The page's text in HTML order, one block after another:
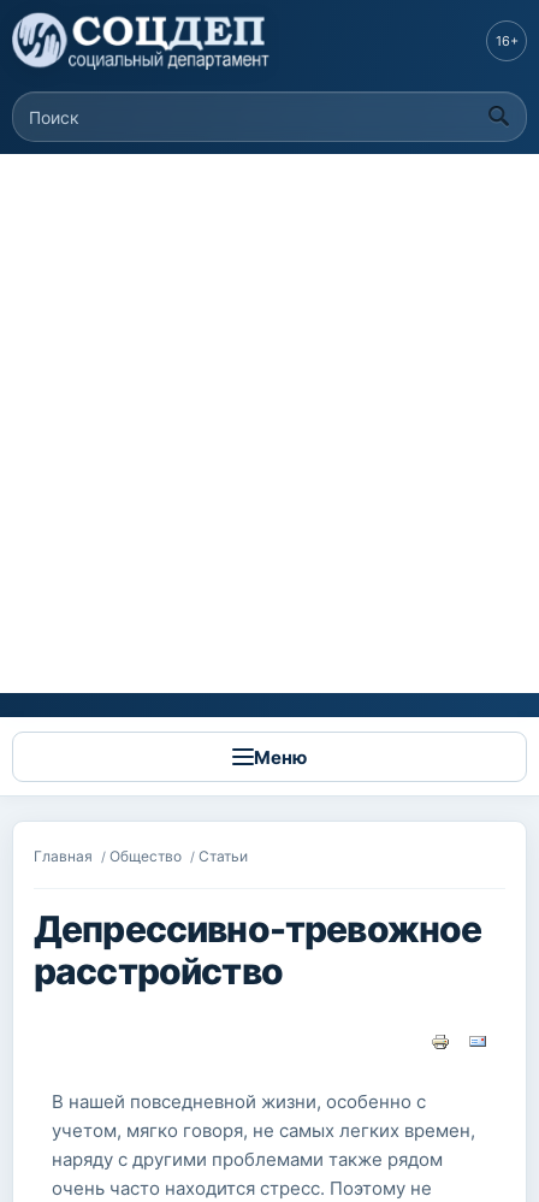
Перейти к
основному
содержанию
Форма поиска
Поиск
16+
Меню
Вы здесь
Главная / Общество / Статьи
Депрессивно-тревожное
расстройство
В нашей повседневной жизни, особенно с
учетом, мягко говоря, не самых легких времен,
наряду с другими проблемами также рядом
очень часто находится стресс. Поэтому не